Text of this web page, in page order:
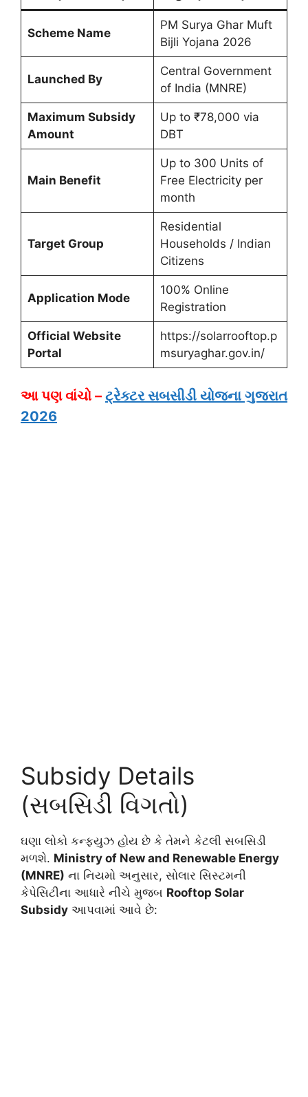
Scheme Name
PM Surya Ghar Muft
Bijli Yojana 2026
Launched By
Central Government
of India (MNRE)
Maximum Subsidy
Amount
Up to ₹78,000 via
DBT
Main Benefit
Up to 300 Units of
Free Electricity per
month
Target Group
Residential
Households / Indian
Citizens
Application Mode
100% Online
Registration
Official Website
Portal
https://solarrooftop.p
msuryaghar.gov.in/
આ પણ વાંચો – ટ્રેક્ટર સબસીડી યોજના ગુજરાત
2026
Subsidy Details
(સબસિડી વિગતો)
ઘણા લોકો કન્ફ્યુઝ હોય છે કે તેમને કેટલી સબસિડી
મળશે. Ministry of New and Renewable Energy
(MNRE) ના નિયમો અનુસાર, સોલાર સિસ્ટમની
કેપેસિટીના આધારે નીચે મુજબ Rooftop Solar
Subsidy આપવામાં આવે છે: